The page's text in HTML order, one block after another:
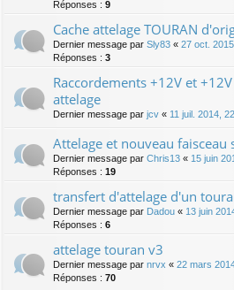
Réponses : 9
Cache attelage TOURAN
Dernier message par Sly83 « 27 oct.
Réponses : 3
Raccordements +12V et
attelage
Dernier message par jcv « 11 juil. 2014,
Attelage et nouveau
Dernier message par Chris13 « 15 juin
Réponses : 19
transfert d'attelage d'un
Dernier message par Dadou « 13 juin
Réponses : 6
attelage touran v3
Dernier message par nrvx « 22 mars
Réponses : 70